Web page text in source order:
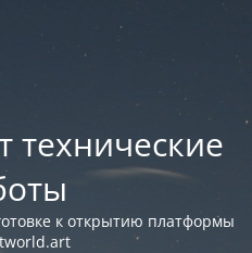
технические
к открытию платформы